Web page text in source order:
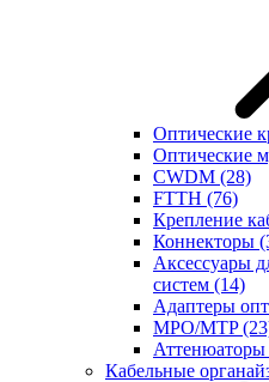
Оптические
Оптические
CWDM (28)
FTTH (76)
Крепление
Коннекторы
Аксессуары
систем (14)
Адаптеры
MPO/MTP
Аттенюаторы
Кабельные